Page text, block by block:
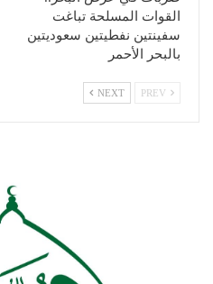
القوات المسلحة تباغت
سفينتين نفطيتين سعوديتين
بالبحر الأحمر
NEXT